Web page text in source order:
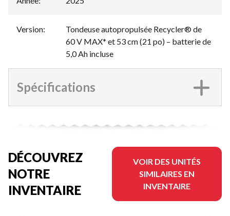
Version:
Tondeuse autopropulsée Recycler® de
60 V MAX* et 53 cm (21 po) – batterie de
5,0 Ah incluse
Spécifications
DÉCOUVREZ
NOTRE
INVENTAIRE
VOIR DES UNITÉS
SIMILAIRES EN
INVENTAIRE